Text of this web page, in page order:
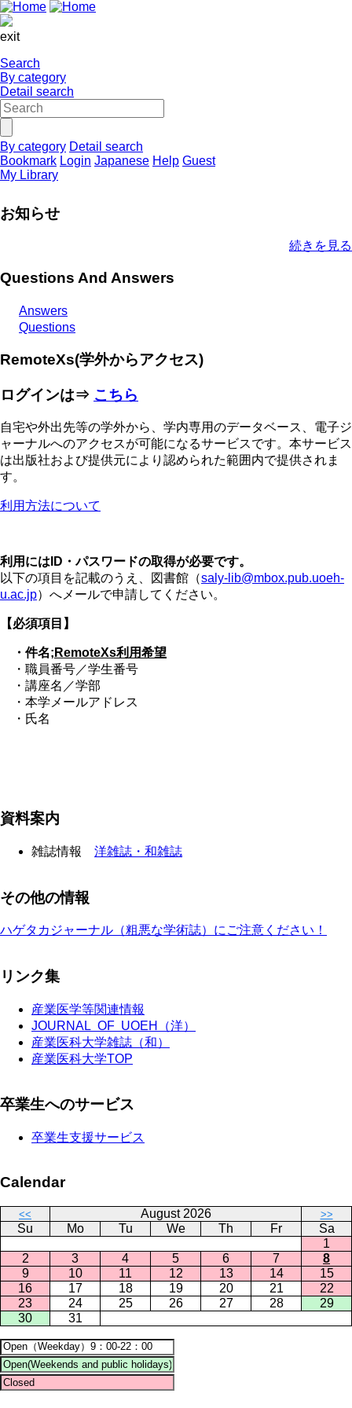
exit
Search
By category
Detail search
By category Detail search
Bookmark Login Japanese Help Guest
My Library
お知らせ
続きを見る
Questions And Answers
Answers
Questions
RemoteXs(学外からアクセス)
ログインは⇒ こちら
自宅や外出先等の学外から、学内専用のデータベース、電子ジ
ャーナルへのアクセスが可能になるサービスです。本サービス
は出版社および提供元により認められた範囲内で提供されま
す。
利用方法について
利用にはID・パスワードの取得が必要です。
以下の項目を記載のうえ、図書館（saly-lib@mbox.pub.uoeh-
u.ac.jp）へメールで申請してください。
【必須項目】
・件名; RemoteXs利用希望
・職員番号／学生番号
・講座名／学部
・本学メールアドレス
・氏名
資料案内
雑誌情報 洋雑誌・和雑誌
その他の情報
ハゲタカジャーナル（粗悪な学術誌）にご注意ください！
リンク集
産業医学等関連情報
JOURNAL OF UOEH（洋）
産業医科大学雑誌（和）
産業医科大学TOP
卒業生へのサービス
卒業生支援サービス
Calendar
<< August 2026 >>
Su Mo Tu We Th Fr
Sa
1
2
3 4 5 6 7
8
9
10 11 12 13 14
15
16
17 18 19 20 21
22
23
24 25 26 27 28
29
30
31